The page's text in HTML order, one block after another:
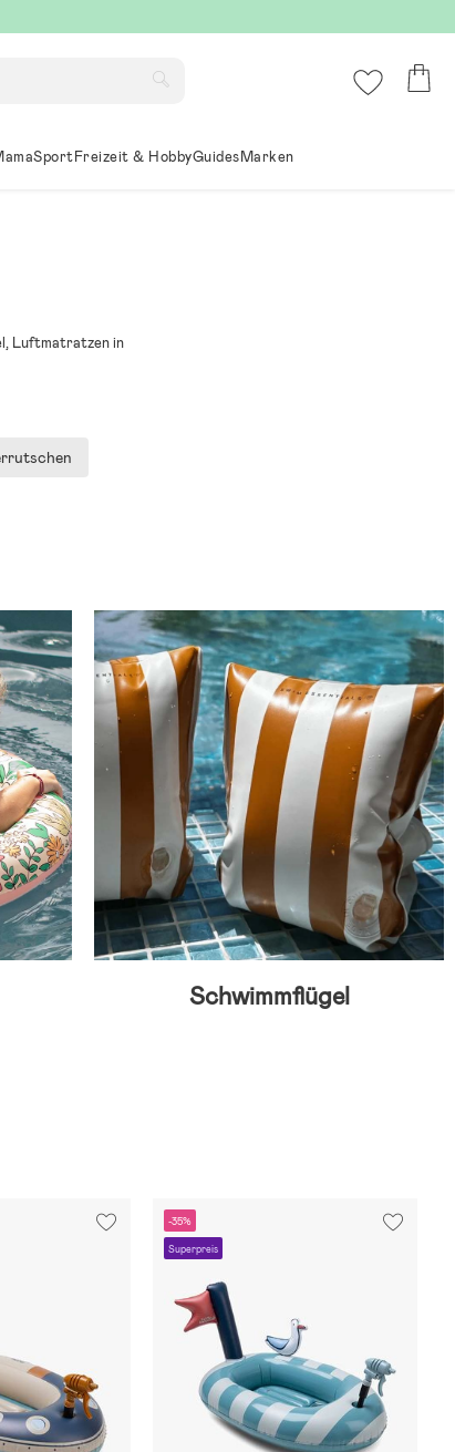
SportFreizeit & HobbyGuidesMarken
Luftmatratzen in
Schwimmflügel
-35%
Superpreis